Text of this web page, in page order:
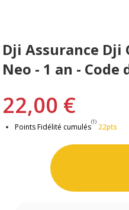
Dji Assurance Dji
Neo - 1 an -
22,00 €
Points Fidélité cumulés
(1)
22pts